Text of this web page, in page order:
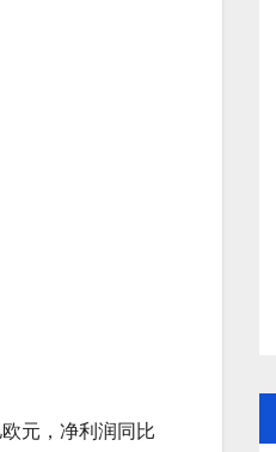
元，净利润同比